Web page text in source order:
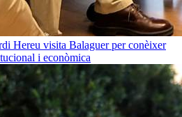
Hereu visita Balaguer per conèixer
i econòmica